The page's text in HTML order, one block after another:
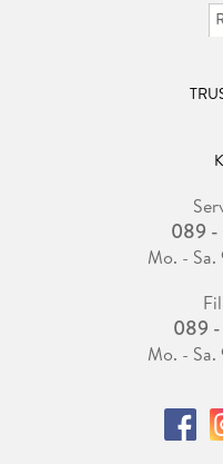
089 -
Mo. -
089
Mo. -